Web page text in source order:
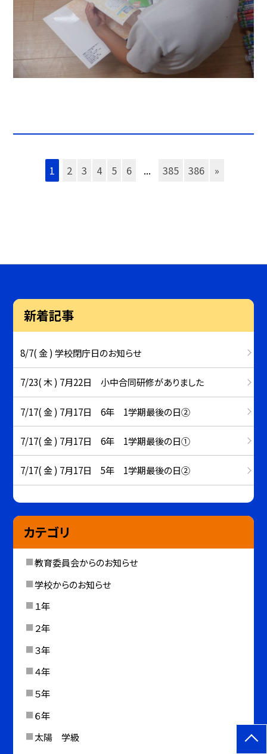
1 2 3 4 5 6 ... 385 386 »
新着記事
8/7( 金 ) 学校閉庁日のお知らせ
7/23( 木 ) 7月22日 小中合同研修がありました
7/17( 金 ) 7月17日 6年 1学期最後の日②
7/17( 金 ) 7月17日 6年 1学期最後の日①
7/17( 金 ) 7月17日 5年 1学期最後の日②
カテゴリ
教育委員会からのお知らせ
学校からのお知らせ
１年
２年
３年
４年
５年
６年
太陽 学級